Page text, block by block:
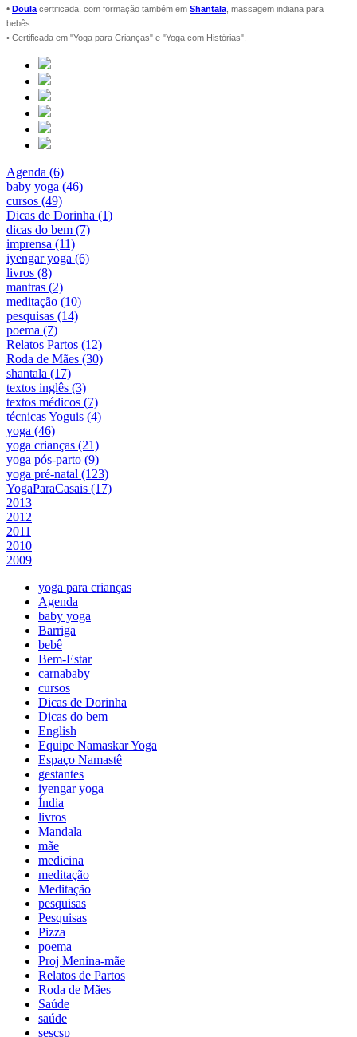
• Doula certificada, com formação também em Shantala , massagem indiana para
bebês.
• Certificada em "Yoga para Crianças" e "Yoga com Histórias".
Agenda (6)
baby yoga (46)
cursos (49)
Dicas de Dorinha (1)
dicas do bem (7)
imprensa (11)
iyengar yoga (6)
livros (8)
mantras (2)
meditação (10)
pesquisas (14)
poema (7)
Relatos Partos (12)
Roda de Mães (30)
shantala (17)
textos inglês (3)
textos médicos (7)
técnicas Yoguis (4)
yoga (46)
yoga crianças (21)
yoga pós-parto (9)
yoga pré-natal (123)
YogaParaCasais (17)
2013
2012
2011
2010
2009
yoga para crianças
Agenda
baby yoga
Barriga
bebê
Bem-Estar
carnababy
cursos
Dicas de Dorinha
Dicas do bem
English
Equipe Namaskar Yoga
Espaço Namastê
gestantes
iyengar yoga
Índia
livros
Mandala
mãe
medicina
meditação
Meditação
pesquisas
Pesquisas
Pizza
poema
Proj Menina-mãe
Relatos de Partos
Roda de Mães
Saúde
saúde
sescsp